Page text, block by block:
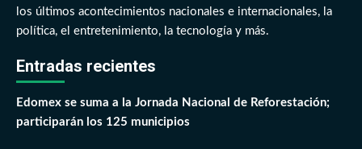
los últimos acontecimientos nacionales e internacionales, la
política, el entretenimiento, la tecnología y más.
Entradas recientes
Edomex se suma a la Jornada Nacional de Reforestación;
participarán los 125 municipios